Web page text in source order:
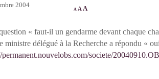
2004
A A A
« faut-il un gendarme devant chaque
ministre délégué à la Recherche a répondu «
permanent.nouvelobs.com/societe/